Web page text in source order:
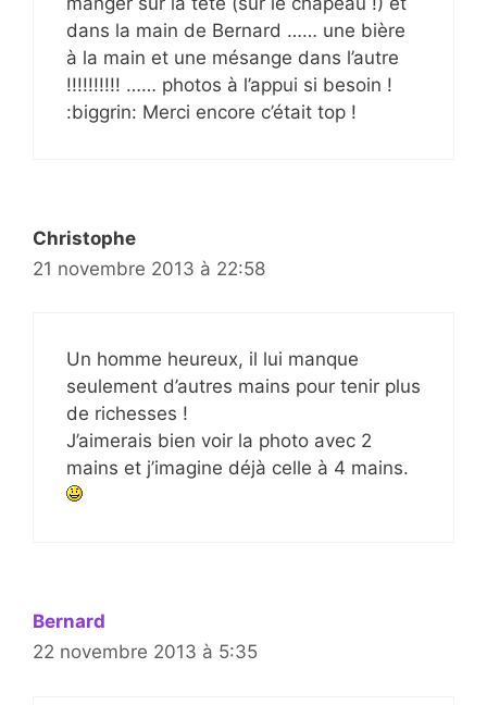
dans la main de Bernard …… une bière
à la main et une mésange dans l’autre
!!!!!!!!!! …… photos à l’appui si besoin !
:biggrin: Merci encore c’était top !
Christophe
21 novembre 2013 à 22:58
Un homme heureux, il lui manque
seulement d’autres mains pour tenir plus
de richesses !
J’aimerais bien voir la photo avec 2
mains et j’imagine déjà celle à 4 mains.
Bernard
22 novembre 2013 à 5:35